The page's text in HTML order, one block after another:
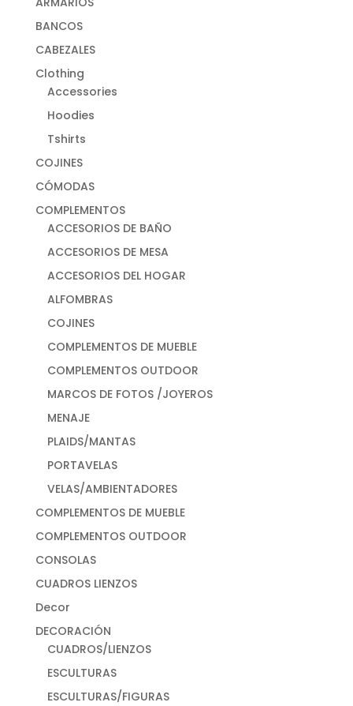
BANCOS
CABEZALES
Clothing
Accessories
Hoodies
Tshirts
COJINES
CÓMODAS
COMPLEMENTOS
ACCESORIOS DE BAÑO
ACCESORIOS DE MESA
ACCESORIOS DEL HOGAR
ALFOMBRAS
COJINES
COMPLEMENTOS DE MUEBLE
COMPLEMENTOS OUTDOOR
MARCOS DE FOTOS /JOYEROS
MENAJE
PLAIDS/MANTAS
PORTAVELAS
VELAS/AMBIENTADORES
COMPLEMENTOS DE MUEBLE
COMPLEMENTOS OUTDOOR
CONSOLAS
CUADROS LIENZOS
Decor
DECORACIÓN
CUADROS/LIENZOS
ESCULTURAS
ESCULTURAS/FIGURAS